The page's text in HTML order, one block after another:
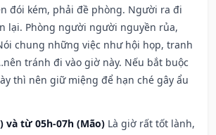
đói kém, phải đề phòng. Người ra đi
lại. Phòng người người nguyền rủa,
chung những việc như hội họp, tranh
tránh đi vào giờ này. Nếu bắt buộc
thì nên giữ miệng để hạn ché gây ẩu
và từ 05h-07h (Mão) Là giờ rất tốt lành,